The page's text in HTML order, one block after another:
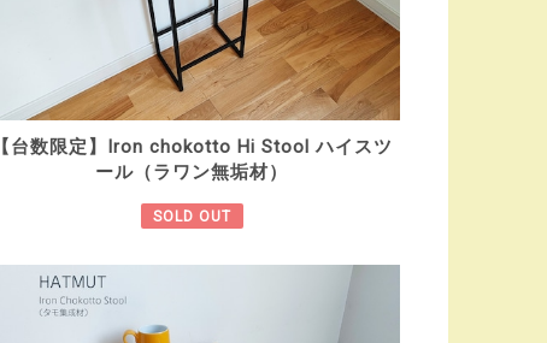
【台数限定】Iron chokotto Hi Stool ハイスツ
ール（ラワン無垢材）
SOLD OUT